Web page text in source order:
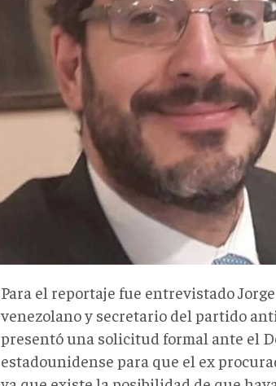
Para el reportaje fue entrevistado
venezolano y secretario del partido
presentó una solicitud formal ante el
estadounidense para que el ex